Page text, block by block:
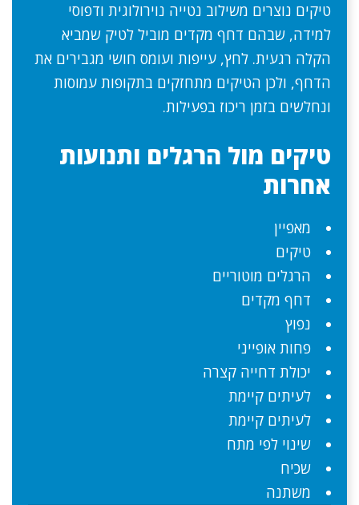
טיקים נוצרים משילוב נטייה נוירולוגית ודפוסי
למידה, שבהם דחף מקדים מוביל לטיק שמביא
הקלה רגעית. לחץ, עייפות ועומס חושי מגבירים את
הדחף, ולכן הטיקים מתחזקים בתקופות עמוסות
ונחלשים בזמן ריכוז בפעילות.
טיקים מול הרגלים ותנועות
אחרות
מאפיין
טיקים
הרגלים מוטוריים
דחף מקדים
נפוץ
פחות אופייני
יכולת דחייה קצרה
לעיתים קיימת
לעיתים קיימת
שינוי לפי מתח
שכיח
משתנה